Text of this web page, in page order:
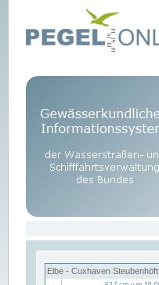
Elbe - Cuxhaven Steubenhöft